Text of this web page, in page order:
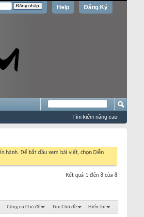
Đăng Ký
Help
Tìm kiếm nâng cao
hành. Để bắt đầu xem bài viết, chọn Diễn
Kết quả 1 đến 8 của 8
Công cụ Chủ đề Tìm Chủ đề Hiển thị